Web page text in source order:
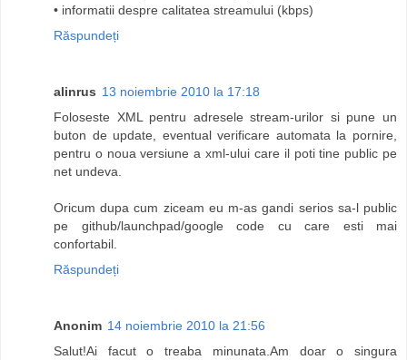
• informatii despre calitatea streamului (kbps)
Răspundeți
alinrus 13 noiembrie 2010 la 17:18
Foloseste XML pentru adresele stream-urilor si pune un
buton de update, eventual verificare automata la pornire,
pentru o noua versiune a xml-ului care il poti tine public pe
net undeva.
Oricum dupa cum ziceam eu m-as gandi serios sa-l public
pe github/launchpad/google code cu care esti mai
confortabil.
Răspundeți
Anonim 14 noiembrie 2010 la 21:56
Salut!Ai facut o treaba minunata.Am doar o singura